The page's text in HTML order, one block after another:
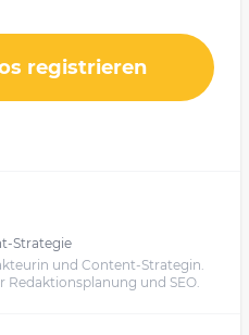
registrieren
Strategie
und Content-Strategin.
Redaktionsplanung und SEO.